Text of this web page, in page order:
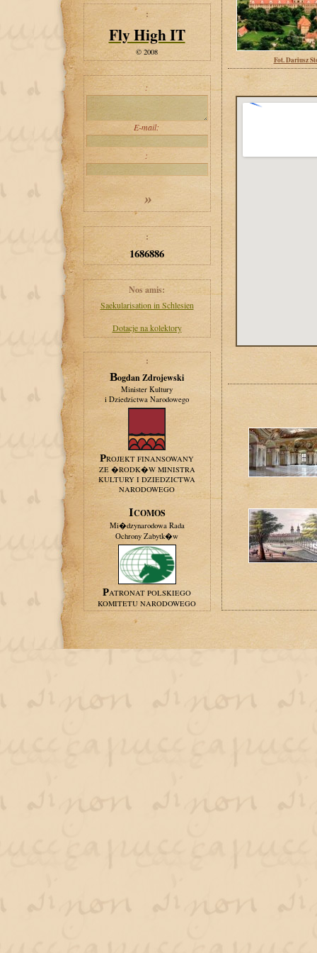
:
Fly High IT
© 2008
:
E-mail:
:
:
1686886
Nos amis:
Saekularisation in Schlesien
Dotacje na kolektory
:
Bogdan Zdrojewski
Minister Kultury
i Dziedzictwa Narodowego
PROJEKT FINANSOWANY
ZE �RODK�W MINISTRA
KULTURY I DZIEDZICTWA
NARODOWEGO
ICOMOS
Mi�dzynarodowa Rada
Ochrony Zabytk�w
PATRONAT POLSKIEGO
KOMITETU NARODOWEGO
Fot. Dariusz